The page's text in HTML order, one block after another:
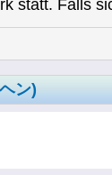
statt. Falls
ン)